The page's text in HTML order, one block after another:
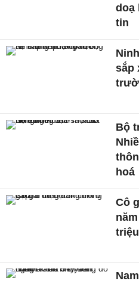
doạ
tin
sắp
Bộ
hoá
Cô